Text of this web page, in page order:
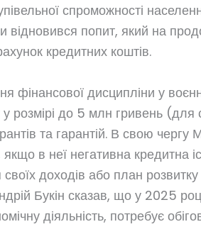
спроможності
відновився попит, який на
кредитних коштів.
фінансової дисципліни у
розмірі до 5 млн гривень
та гарантій. В свою
якщо в неї негативна
доходів або план
Букін сказав, що у 2025
діяльність, потребує